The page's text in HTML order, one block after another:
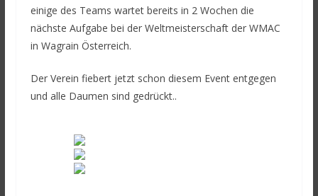
einige des Teams wartet bereits in 2 Wochen die
nächste Aufgabe bei der Weltmeisterschaft der WMAC
in Wagrain Österreich.
Der Verein fiebert jetzt schon diesem Event entgegen
und alle Daumen sind gedrückt..